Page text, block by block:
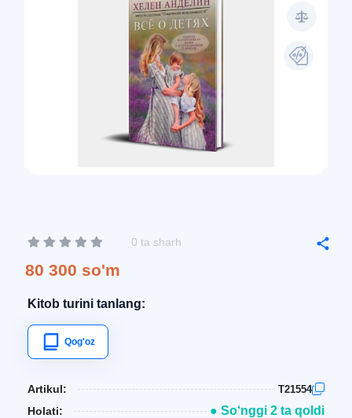
0 ta sharh
80 300 so'm
Kitob turini tanlang:
Qog'oz
Artikul: T21554
Holati: ● So‘nggi 2 ta qoldi